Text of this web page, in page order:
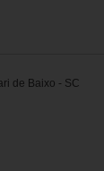
de Baixo - SC